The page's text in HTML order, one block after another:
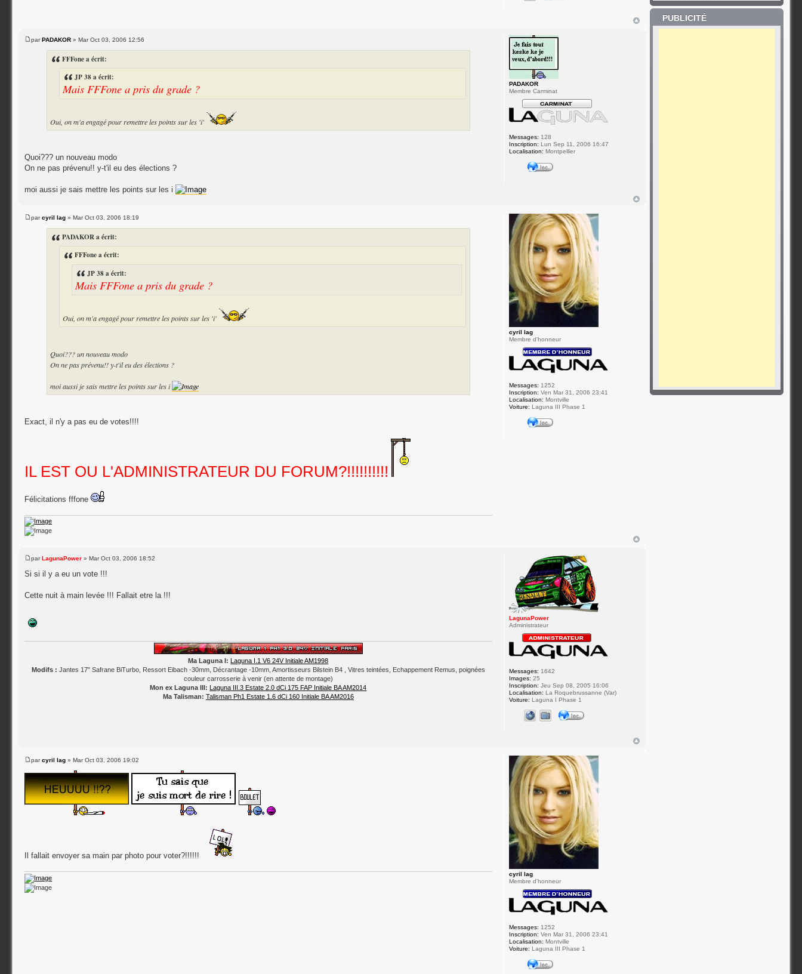
parPADAKOR » Mar Oct 03, 2006 12:56
FFFone a écrit:
JP 38 a écrit:
Mais FFFone a pris du grade ?
Oui, on m'a engagé pour remettre les points sur les 'i'
Quoi??? un nouveau modo
On ne pas prévenu!! y-t'il eu des élections ?
moi aussi je sais mettre les points sur les i
PADAKOR
Membre Carminat
Messages: 128
Inscription: Lun Sep 11, 2006 16:47
Localisation: Montpellier
parcyril lag » Mar Oct 03, 2006 18:19
PADAKOR a écrit:
FFFone a écrit:
JP 38 a écrit:
Mais FFFone a pris du grade ?
Oui, on m'a engagé pour remettre les points sur les 'i'
Quoi??? un nouveau modo
On ne pas prévenu!! y-t'il eu des élections ?
moi aussi je sais mettre les points sur les i
Exact, il n'y a pas eu de votes!!!!
IL EST OU L'ADMINISTRATEUR DU FORUM?!!!!!!!!!!
Félicitations fffone
cyril lag
Membre d'honneur
Messages: 1252
Inscription: Ven Mar 31, 2006 23:41
Localisation: Montville
Voiture: Laguna III Phase 1
parLagunaPower » Mar Oct 03, 2006 18:52
Si si il y a eu un vote !!!
Cette nuit à main levée !!! Fallait etre la !!!
Ma Laguna I: Laguna I.1 V6 24V Initiale AM1998
Modifs : Jantes 17" Safrane BiTurbo, Ressort Eibach -30mm, Décrantage -10mm, Amortisseurs Bilstein B4 , Vitres teintées, Echappement Remus, poignées
couleur carrosserie à venir (en attente de montage)
Mon ex Laguna III: Laguna III.3 Estate 2.0 dCi 175 FAP Initiale BA AM2014
Ma Talisman: Talisman Ph1 Estate 1.6 dCi 160 Initiale BA AM2016
LagunaPower
Administrateur
Messages: 1642
Images: 25
Inscription: Jeu Sep 08, 2005 16:06
Localisation: La Roquebrussanne (Var)
Voiture: Laguna I Phase 1
parcyril lag » Mar Oct 03, 2006 19:02
Il fallait envoyer sa main par photo pour voter?!!!!!!
cyril lag
Membre d'honneur
Messages: 1252
Inscription: Ven Mar 31, 2006 23:41
Localisation: Montville
Voiture: Laguna III Phase 1
PUBLICITÉ